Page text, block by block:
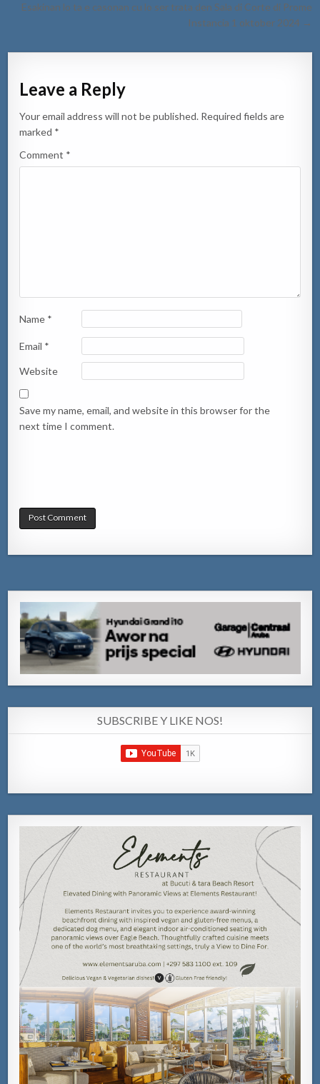
Esakinan lo ta e casonan cu lo ser trata den Sala di Corte di Prome
Instancia 1 oktober 2024 →
Leave a Reply
Your email address will not be published. Required fields are
marked *
Comment *
Name *
Email *
Website
Save my name, email, and website in this browser for the
next time I comment.
SUBSCRIBE Y LIKE NOS!